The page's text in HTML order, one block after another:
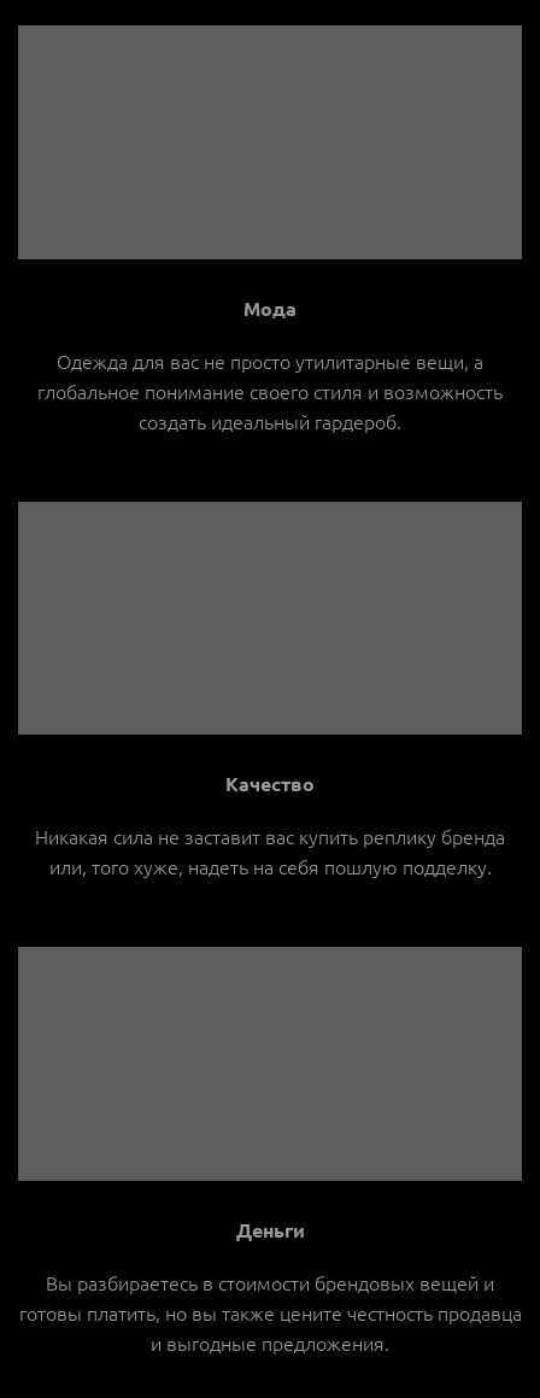
Мода
Одежда для вас не просто утилитарные вещи, а
глобальное понимание своего стиля и возможность
создать идеальный гардероб.
Качество
Никакая сила не заставит вас купить реплику бренда
или, того хуже, надеть на себя пошлую подделку.
Деньги
Вы разбираетесь в стоимости брендовых вещей и
готовы платить, но вы также цените честность продавца
и выгодные предложения.